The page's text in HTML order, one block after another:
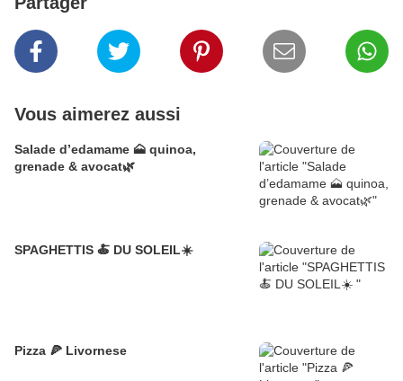
Vous aimerez aussi
Salade d’edamame 🗻 quinoa,
grenade & avocat🌿
SPAGHETTIS 🍝 DU SOLEIL☀️
Pizza 🍕 Livornese